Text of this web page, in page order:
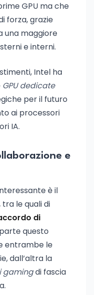
GPU ma che
forza, grazie
una maggiore
e interni.
Intel ha
GPU dedicate
per il futuro
ai processori
IA.
e
è il
le quali di
di
questo
entrambe le
dall’altra la
gamingdi fascia